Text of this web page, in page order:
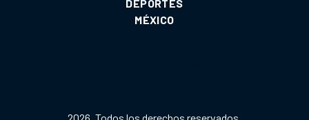
DEPORTES
MÉXICO
2026. Todos los derechos reservados.